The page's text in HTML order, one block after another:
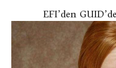
EFI’den